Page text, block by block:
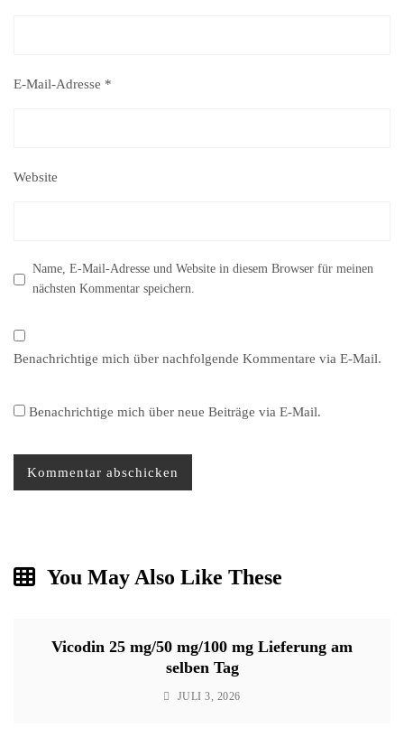
E-Mail-Adresse *
Website
Name, E-Mail-Adresse und Website in diesem Browser für meinen
nächsten Kommentar speichern.
Benachrichtige mich über nachfolgende Kommentare via E-Mail.
Benachrichtige mich über neue Beiträge via E-Mail.
You May Also Like These
Vicodin 25 mg/50 mg/100 mg Lieferung am
selben Tag
JULI 3, 2026